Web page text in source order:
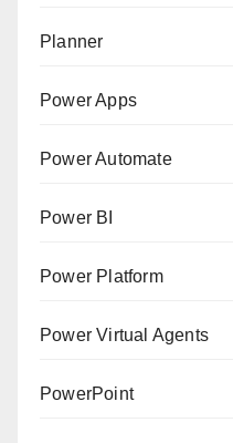
Planner
Power Apps
Power Automate
Power BI
Power Platform
Power Virtual Agents
PowerPoint